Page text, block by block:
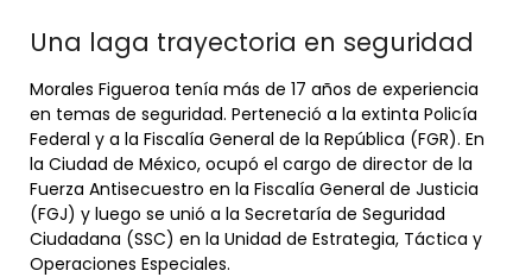
Una laga trayectoria en seguridad
Morales Figueroa tenía más de 17 años de experiencia
en temas de seguridad. Perteneció a la extinta Policía
Federal y a la Fiscalía General de la República (FGR). En
la Ciudad de México, ocupó el cargo de director de la
Fuerza Antisecuestro en la Fiscalía General de Justicia
(FGJ) y luego se unió a la Secretaría de Seguridad
Ciudadana (SSC) en la Unidad de Estrategia, Táctica y
Operaciones Especiales.